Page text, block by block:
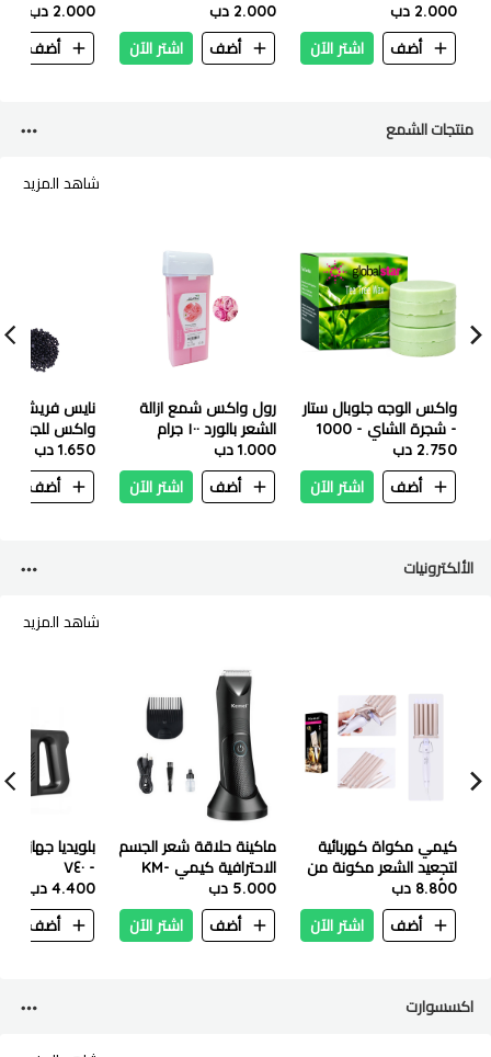
2.000 دب
أضف
اشتر الآن
2.000 دب
أضف
اشتر الآن
2.000 دب
أضف
منتجات الشمع
شاهد المزيد
واكس الوجه جلوبال ستار
- شجرة الشاي - 1000
جم
2.750 دب
أضف
اشتر الآن
رول واكس شمع ازالة
الشعر بالورد ١٠٠ جرام
1.000 دب
أضف
اشتر الآن
نايس فريش
واكس
اسود ٤٠٠ جرام
1.650 دب
أضف
الألكترونيات
شاهد المزيد
كيمي مكواة كهربائية
لتجعيد الشعر مكونة من
5 أسطوانات- كيه ام 1110
8.800 دب
أضف
اشتر الآن
ماكينة حلاقة شعر الجسم
الاحترافية كيمي KM-
1838
5.000 دب
أضف
اشتر الآن
بلويديا جهاز
- ٧٤٠
4.400 دب
أضف
اكسسوارت